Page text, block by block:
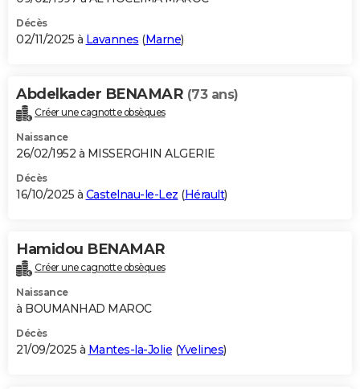
Décès
02/11/2025 à Lavannes (Marne)
Abdelkader BENAMAR (73 ans)
Créer une cagnotte obsèques
Naissance
26/02/1952 à MISSERGHIN ALGERIE
Décès
16/10/2025 à Castelnau-le-Lez (Hérault)
Hamidou BENAMAR
Créer une cagnotte obsèques
Naissance
à BOUMANHAD MAROC
Décès
21/09/2025 à Mantes-la-Jolie (Yvelines)